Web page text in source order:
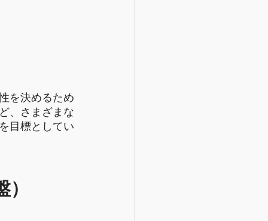
を決めるため
、さまざまな
目標としてい